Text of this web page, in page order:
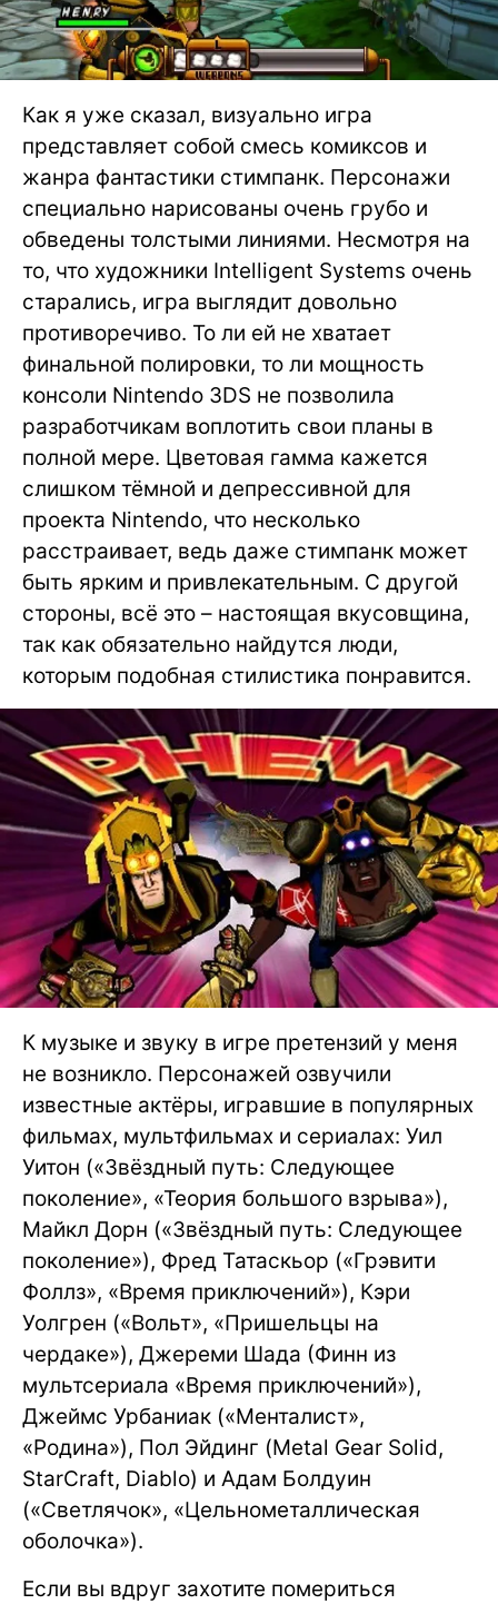
Как я уже сказал, визуально игра
представляет собой смесь комиксов и
жанра фантастики стимпанк. Персонажи
специально нарисованы очень грубо и
обведены толстыми линиями. Несмотря на
то, что художники Intelligent Systems очень
старались, игра выглядит довольно
противоречиво. То ли ей не хватает
финальной полировки, то ли мощность
консоли Nintendo 3DS не позволила
разработчикам воплотить свои планы в
полной мере. Цветовая гамма кажется
слишком тёмной и депрессивной для
проекта Nintendo, что несколько
расстраивает, ведь даже стимпанк может
быть ярким и привлекательным. С другой
стороны, всё это – настоящая вкусовщина,
так как обязательно найдутся люди,
которым подобная стилистика понравится.
К музыке и звуку в игре претензий у меня
не возникло. Персонажей озвучили
известные актёры, игравшие в популярных
фильмах, мультфильмах и сериалах: Уил
Уитон («Звёздный путь: Следующее
поколение», «Теория большого взрыва»),
Майкл Дорн («Звёздный путь: Следующее
поколение»), Фред Татаскьор («Грэвити
Фоллз», «Время приключений»), Кэри
Уолгрен («Вольт», «Пришельцы на
чердаке»), Джереми Шада (Финн из
мультсериала «Время приключений»),
Джеймс Урбаниак («Менталист»,
«Родина»), Пол Эйдинг (Metal Gear Solid,
StarCraft, Diablo) и Адам Болдуин
(«Светлячок», «Цельнометаллическая
оболочка»).
Если вы вдруг захотите помериться